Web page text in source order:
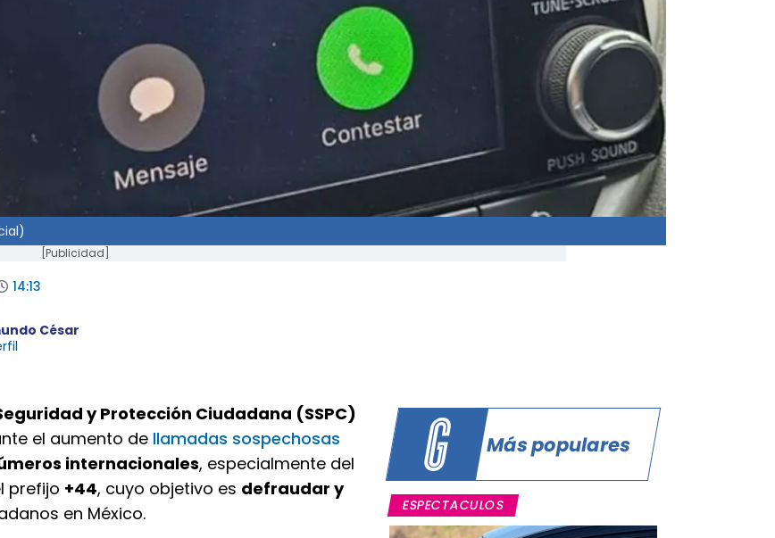
[Publicidad]
14:13
César
y Protección Ciudadana (SSPC)
el aumento de llamadas sospechosas
internacionales, especialmente del
prefijo +44, cuyo objetivo es defraudar y
en México.
Más populares
ESPECTACULOS